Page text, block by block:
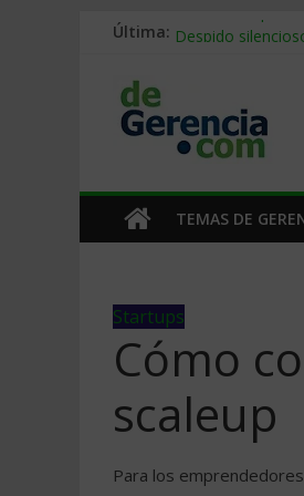
Última: Stablecoins para
Trabajo forzoso
Mercado hispano
TEMAS DE
Startups
Cómo
scaleup
Para los